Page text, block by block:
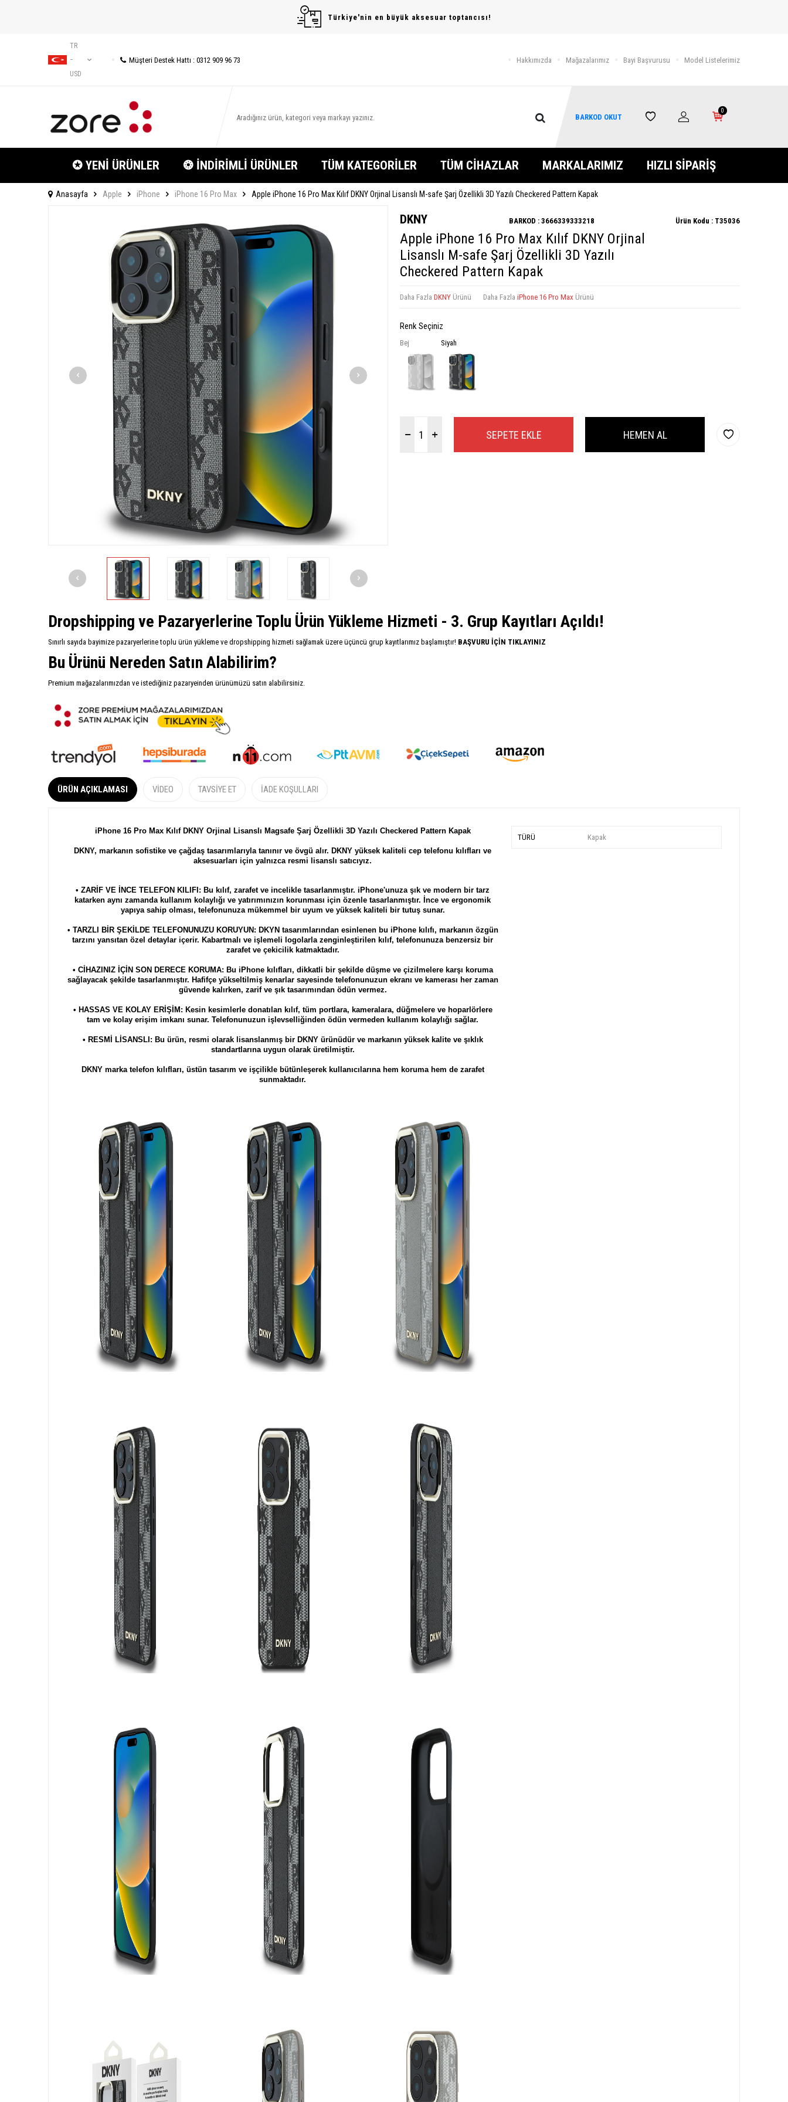
Türkiye'nin en büyük aksesuar toptancısı!
TR
−
USD
Müşteri Destek Hattı : 0312 909 96 73 Hakkımızda Mağazalarımız Bayi Başvurusu Model Listelerimiz
BARKOD OKUT
0
✪ YENİ ÜRÜNLER ❂ İNDİRİMLİ ÜRÜNLER TÜM KATEGORİLER TÜM CİHAZLAR MARKALARIMIZ HIZLI SİPARİŞ
Anasayfa Apple iPhone iPhone 16 Pro Max Apple iPhone 16 Pro Max Kılıf DKNY Orjinal Lisanslı M-safe Şarj Özellikli 3D Yazılı Checkered Pattern Kapak
DKNY BARKOD : 3666339333218 Ürün Kodu : T35036
Apple iPhone 16 Pro Max Kılıf DKNY Orjinal
Lisanslı M-safe Şarj Özellikli 3D Yazılı
Checkered Pattern Kapak
Daha Fazla DKNY Ürünü Daha Fazla iPhone 16 Pro Max Ürünü
Renk Seçiniz
Bej Siyah
SEPETE EKLE HEMEN AL
Dropshipping ve Pazaryerlerine Toplu Ürün Yükleme Hizmeti - 3. Grup Kayıtları Açıldı!
Sınırlı sayıda bayimize pazaryerlerine toplu ürün yükleme ve dropshipping hizmeti sağlamak üzere üçüncü grup kayıtlarımız başlamıştır! BAŞVURU İÇİN TIKLAYINIZ
Bu Ürünü Nereden Satın Alabilirim?
Premium mağazalarımızdan ve istediğiniz pazaryeinden ürünümüzü satın alabilirsiniz.
ÜRÜN AÇIKLAMASI VIDEO TAVSIYE ET İADE KOŞULLARI
iPhone 16 Pro Max Kılıf DKNY Orjinal Lisanslı Magsafe Şarj Özellikli 3D Yazılı Checkered Pattern Kapak
DKNY, markanın sofistike ve çağdaş tasarımlarıyla tanınır ve övgü alır. DKNY yüksek kaliteli cep telefonu kılıfları ve
aksesuarları için yalnızca resmi lisanslı satıcıyız.
• ZARİF VE İNCE TELEFON KILIFI: Bu kılıf, zarafet ve incelikle tasarlanmıştır. iPhone'unuza şık ve modern bir tarz
katarken aynı zamanda kullanım kolaylığı ve yatırımınızın korunması için özenle tasarlanmıştır. İnce ve ergonomik
yapıya sahip olması, telefonunuza mükemmel bir uyum ve yüksek kaliteli bir tutuş sunar.
• TARZLI BİR ŞEKİLDE TELEFONUNUZU KORUYUN: DKYN tasarımlarından esinlenen bu iPhone kılıfı, markanın özgün
tarzını yansıtan özel detaylar içerir. Kabartmalı ve işlemeli logolarla zenginleştirilen kılıf, telefonunuza benzersiz bir
zarafet ve çekicilik katmaktadır.
• CİHAZINIZ İÇİN SON DERECE KORUMA: Bu iPhone kılıfları, dikkatli bir şekilde düşme ve çizilmelere karşı koruma
sağlayacak şekilde tasarlanmıştır. Hafifçe yükseltilmiş kenarlar sayesinde telefonunuzun ekranı ve kamerası her zaman
güvende kalırken, zarif ve şık tasarımından ödün vermez.
• HASSAS VE KOLAY ERİŞİM: Kesin kesimlerle donatılan kılıf, tüm portlara, kameralara, düğmelere ve hoparlörlere
tam ve kolay erişim imkanı sunar. Telefonunuzun işlevselliğinden ödün vermeden kullanım kolaylığı sağlar.
• RESMİ LİSANSLI: Bu ürün, resmi olarak lisanslanmış bir DKNY ürünüdür ve markanın yüksek kalite ve şıklık
standartlarına uygun olarak üretilmiştir.
DKNY marka telefon kılıfları, üstün tasarım ve işçilikle bütünleşerek kullanıcılarına hem koruma hem de zarafet
sunmaktadır.
TÜRÜ Kapak